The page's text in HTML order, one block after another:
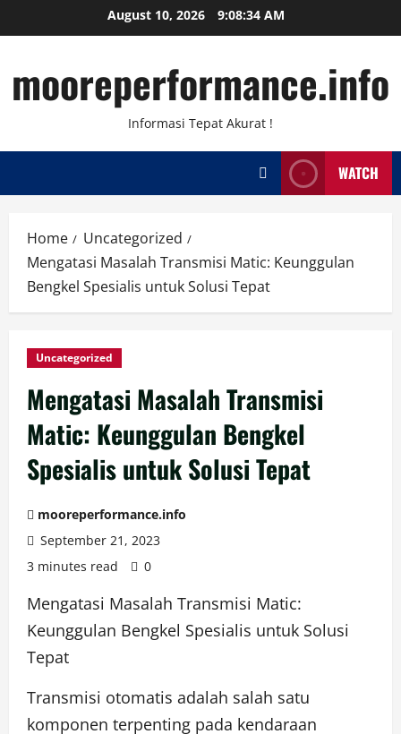
to
August 10, 2026 9:08:34 AM
mooreperformance.info
Informasi Tepat Akurat !
WATCH
Home
Uncategorized
Mengatasi Masalah Transmisi Matic: Keunggulan
Bengkel Spesialis untuk Solusi Tepat
Uncategorized
Mengatasi Masalah Transmisi
Matic: Keunggulan Bengkel
Spesialis untuk Solusi Tepat
mooreperformance.info
September 21, 2023
3 minutes read
0
Mengatasi Masalah Transmisi Matic:
Keunggulan Bengkel Spesialis untuk Solusi
Tepat
Transmisi otomatis adalah salah satu
komponen terpenting pada kendaraan